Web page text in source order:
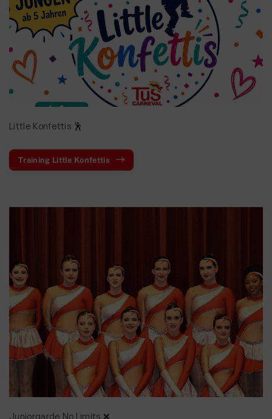
Little Konfettis 🕺
Training Little Konfettis
Juniorgarde No Limits ❌